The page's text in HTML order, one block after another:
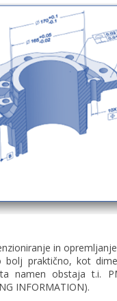
in
bolj praktično, kot
namen obstaja t.i.
INFORMATION).